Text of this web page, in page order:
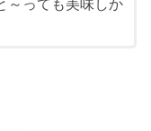
～っても美味しか